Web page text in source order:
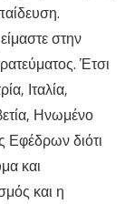
στην
Έτσι
Ιταλία,
Ηνωμένο
Εφέδρων διότι
και
και η